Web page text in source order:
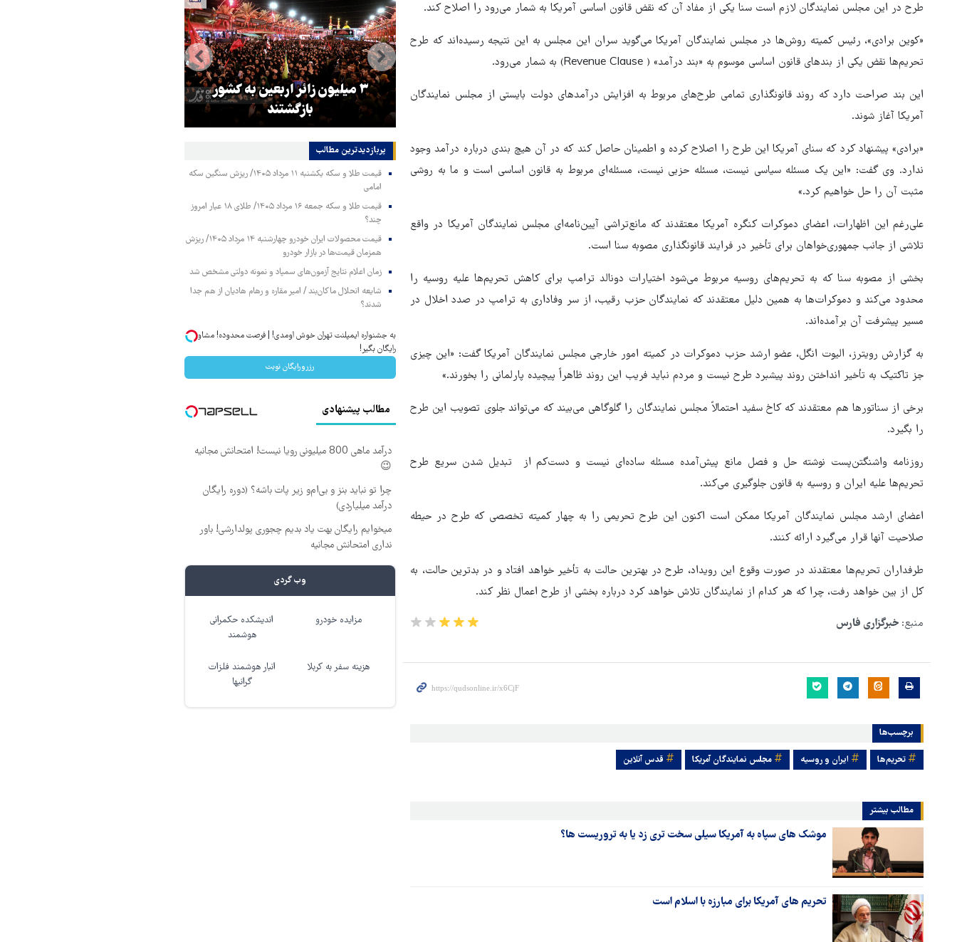
طرح در این مجلس نمایندگان لازم است سنا یکی از مفاد آن که نقض قانون اساسی آمریکا به شمار می‌رود را اصلاح کند.
«کوین برادی»، رئیس کمیته روش‌ها در مجلس نمایندگان آمریکا می‌گوید سران این مجلس به این نتیجه رسیده‌اند که طرح
تحریم‌ها نقض یکی از بندهای قانون اساسی موسوم به «بند درآمد» ( Revenue Clause) به شمار می‌رود.
این بند صراحت دارد که روند قانونگذاری تمامی طرح‌های مربوط به افزایش درآمدهای دولت بایستی از مجلس نمایندگان
آمریکا آغاز شوند.
«برادی» پیشنهاد کرد که سنای آمریکا این طرح را اصلاح کرده و اطمینان حاصل کند که در آن هیچ بندی درباره درآمد وجود
ندارد. وی گفت: «این یک مسئله سیاسی نیست، مسئله حزبی نیست، مسئله‌ای مربوط به قانون اساسی است و ما به روشی
مثبت آن را حل خواهیم کرد.»
علی‌رغم این اظهارات، اعضای دموکرات کنگره آمریکا معتقدند که مانع‌تراشی آیین‌نامه‌ای مجلس نمایندگان آمریکا در واقع
تلاشی از جانب جمهوری‌خواهان برای تأخیر در فرایند قانونگذاری مصوبه سنا است.
بخشی از مصوبه سنا که به تحریم‌های روسیه مربوط می‌شود اختیارات دونالد ترامپ برای کاهش تحریم‌ها علیه روسیه را
محدود می‌کند و دموکرات‌ها به همین دلیل معتقدند که نمایندگان حزب رقیب، از سر وفاداری به ترامپ در صدد اخلال در
مسیر پیشرفت آن برآمده‌اند.
به گزارش رویترز، الیوت انگل، عضو ارشد حزب دموکرات در کمیته امور خارجی مجلس نمایندگان آمریکا گفت: «این چیزی
جز تاکتیک به تأخیر انداختن روند پیشبرد طرح نیست و مردم نباید فریب این روند ظاهراً پیچیده پارلمانی را بخورند.»
برخی از سناتورها هم معتقدند که کاخ سفید احتمالاً مجلس نمایندگان را گلوگاهی می‌بیند که می‌تواند جلوی تصویب این طرح
را بگیرد.
روزنامه واشنگتن‌پست‌ نوشته حل و فصل مانع پیش‌آمده مسئله ساده‌ای نیست و دست‌کم از تبدیل شدن سریع طرح
تحریم‌ها علیه ایران و روسیه به قانون جلوگیری می‌کند.
اعضای ارشد مجلس نمایندگان آمریکا ممکن است اکنون این طرح تحریمی را به چهار کمیته تخصصی که طرح در حیطه
صلاحیت آنها قرار می‌گیرد ارائه کنند.
طرفداران تحریم‌ها معتقدند در صورت وقوع این رویداد، طرح در بهترین حالت به تأخیر خواهد افتاد و در بدترین حالت، به
کل از بین خواهد رفت، چرا که هر کدام از نمایندگان تلاش خواهد کرد درباره بخشی از طرح اعمال نظر کند.
منبع: خبرگزاری فارس
برچسب‌ها
تحریم‌ها ایران و روسیه مجلس نمایندگان آمریکا قدس آنلاین
مطالب بیشتر
موشک های سپاه به آمریکا سیلی سخت تری زد یا به تروریست ها؟
تحریم های آمریکا برای مبارزه با اسلام است
مقاومت، آمریکا را
درمانده کرد
ترامپ نماد فساد، اقتدارگرایی و
۳ میلیون زائر اربعین به کشور
هماهنگی محور مقاومت، آمریکا را
در منطقه درمانده کرد
پربازدیدترین‌ مطالب
قیمت طلا و سکه یکشنبه ۱۱ مرداد ۱۴۰۵/ ریزش سنگین سکه
امامی
قیمت طلا و سکه جمعه ۱۶ مرداد ۱۴۰۵/ طلای ۱۸ عیار امروز
چند؟
قیمت محصولات ایران خودرو چهارشنبه ۱۴ مرداد ۱۴۰۵/ ریزش
همزمان قیمت‌ها در بازار خودرو
زمان اعلام نتایج آزمون‌های سمپاد و نمونه دولتی مشخص شد
شایعه انحلال ماکان‌بند / امیر مقاره و رهام هادیان از هم جدا
شدند؟
به جشنواره ایمپلنت تهران خوش اومدی! | فرصت محدوده! مشاوره
رایگان بگیر!
رزرورایگان نوبت
مطالب پیشنهادی
درآمد ماهی 800 میلیونی رویا نیست! امتحانش مجانیه
😉
چرا تو نباید بنز و بی‌ام‌و زیر پات باشه؟ (دوره رایگان
درآمد میلیاردی)
میخوایم رایگان بهت یاد بدیم چجوری پولدارشی! باور
نداری امتحانش مجانیه
وب گردی
مزایده خودرو
اندیشکده حکمرانی
هوشمند
هزینه سفر به کربلا
انبار هوشمند فلزات
گرانبها